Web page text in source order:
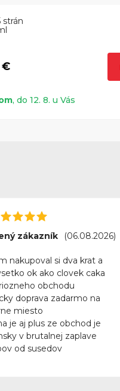
strán
€
, do 12. 8. u Vás
zákazník (06.08.2026)
nakupoval si dva krat a
ok ako clovek caka
obchodu
doprava zadarmo na
miesto
je aj plus ze obchod je
v brutalnej zaplave
od susedov